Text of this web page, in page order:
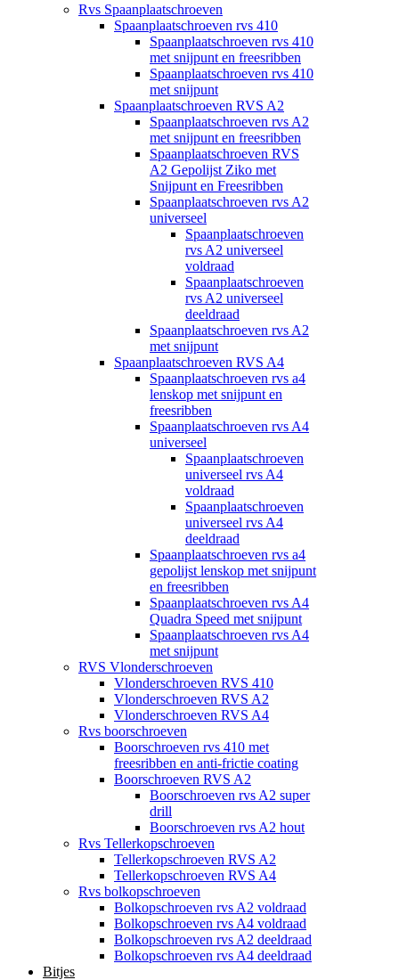
Rvs Spaanplaatschroeven
Spaanplaatschroeven rvs 410
Spaanplaatschroeven rvs 410
met snijpunt en freesribben
Spaanplaatschroeven rvs 410
met snijpunt
Spaanplaatschroeven RVS A2
Spaanplaatschroeven rvs A2
met snijpunt en freesribben
Spaanplaatschroeven RVS
A2 Gepolijst Ziko met
Snijpunt en Freesribben
Spaanplaatschroeven rvs A2
universeel
Spaanplaatschroeven
rvs A2 universeel
voldraad
Spaanplaatschroeven
rvs A2 universeel
deeldraad
Spaanplaatschroeven rvs A2
met snijpunt
Spaanplaatschroeven RVS A4
Spaanplaatschroeven rvs a4
lenskop met snijpunt en
freesribben
Spaanplaatschroeven rvs A4
universeel
Spaanplaatschroeven
universeel rvs A4
voldraad
Spaanplaatschroeven
universeel rvs A4
deeldraad
Spaanplaatschroeven rvs a4
gepolijst lenskop met snijpunt
en freesribben
Spaanplaatschroeven rvs A4
Quadra Speed met snijpunt
Spaanplaatschroeven rvs A4
met snijpunt
RVS Vlonderschroeven
Vlonderschroeven RVS 410
Vlonderschroeven RVS A2
Vlonderschroeven RVS A4
Rvs boorschroeven
Boorschroeven rvs 410 met
freesribben en anti-frictie coating
Boorschroeven RVS A2
Boorschroeven rvs A2 super
drill
Boorschroeven rvs A2 hout
Rvs Tellerkopschroeven
Tellerkopschroeven RVS A2
Tellerkopschroeven RVS A4
Rvs bolkopschroeven
Bolkopschroeven rvs A2 voldraad
Bolkopschroeven rvs A4 voldraad
Bolkopschroeven rvs A2 deeldraad
Bolkopschroeven rvs A4 deeldraad
Bitjes